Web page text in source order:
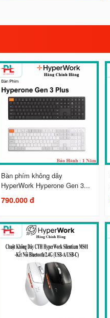
Bàn phím không dây
HyperWork Hyperone Gen 3...
790.000 đ